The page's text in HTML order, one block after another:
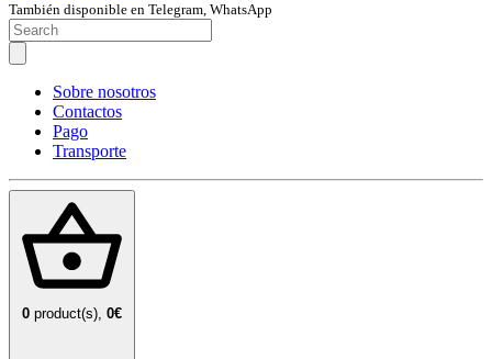
También disponible en Telegram, WhatsApp
Sobre nosotros
Contactos
Pago
Transporte
0 product(s), 0€